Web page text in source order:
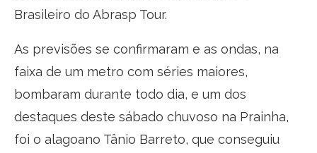
Brasileiro do Abrasp Tour.
As previsões se confirmaram e as ondas, na
faixa de um metro com séries maiores,
bombaram durante todo dia, e um dos
destaques deste sábado chuvoso na Prainha,
foi o alagoano Tânio Barreto, que conseguiu